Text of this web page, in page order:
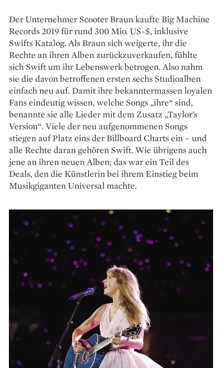
Der Unternehmer Scooter Braun kaufte Big Machine
Records 2019 für rund 300 Mio. US-$, inklusive
Swifts Katalog. Als Braun sich weigerte, ihr die
Rechte an ihren Alben zurückzuverkaufen, fühlte
sich Swift um ihr Lebenswerk betrogen. Also nahm
sie die davon betroffenen ersten sechs Studioalben
einfach neu auf. Damit ihre bekanntermassen loyalen
Fans ein­deutig wissen, welche Songs „ihre“ sind,
benannte sie alle Lieder mit dem Zusatz „Taylor’s
Version“. Viele der neu aufgenommenen Songs
stiegen auf Platz eins der Billboard Charts ein – und
alle Rechte daran gehören Swift. Wie übrigens auch
jene an ihren neuen Alben; das war ein Teil des
Deals, den die Künstlerin bei ihrem Einstieg beim
Musikgiganten Universal machte.